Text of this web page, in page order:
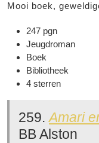
Mooi boek,
247 pgn
Jeugdroman
Boek
Bibliotheek
4 sterren
259.Amari
BB Alston